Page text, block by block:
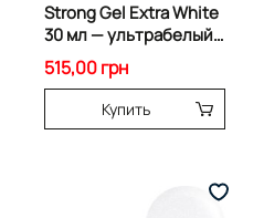
Strong Gel Extra White
30 мл — ультрабелый
билдер-гель
515,00 грн
Купить